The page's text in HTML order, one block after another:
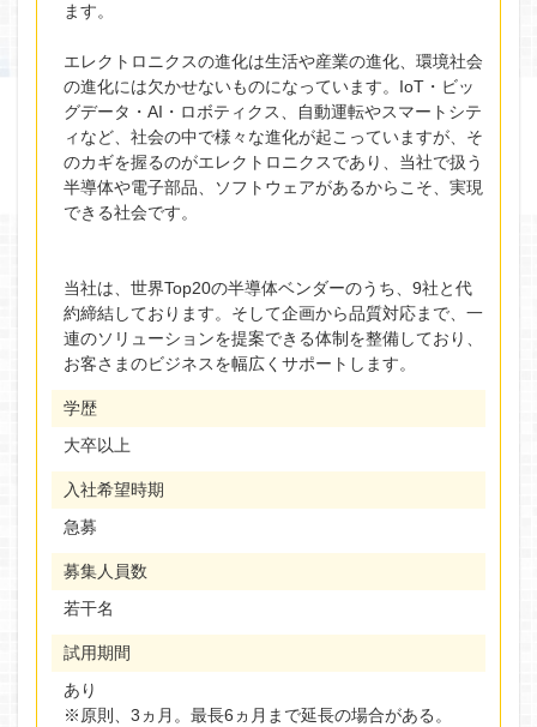
ます。
エレクトロニクスの進化は生活や産業の進化、環境社会
の進化には欠かせないものになっています。IoT・ビッ
グデータ・AI・ロボティクス、自動運転やスマートシテ
ィなど、社会の中で様々な進化が起こっていますが、そ
のカギを握るのがエレクトロニクスであり、当社で扱う
半導体や電子部品、ソフトウェアがあるからこそ、実現
できる社会です。
当社は、世界Top20の半導体ベンダーのうち、9社と代
約締結しております。そして企画から品質対応まで、一
連のソリューションを提案できる体制を整備しており、
お客さまのビジネスを幅広くサポートします。
学歴
大卒以上
入社希望時期
急募
募集人員数
若干名
試用期間
あり
※原則、3ヵ月。最長6ヵ月まで延長の場合がある。